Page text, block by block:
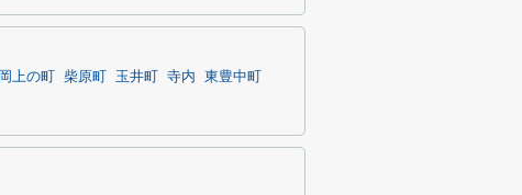
岡上の町 柴原町 玉井町 寺内
東豊中町